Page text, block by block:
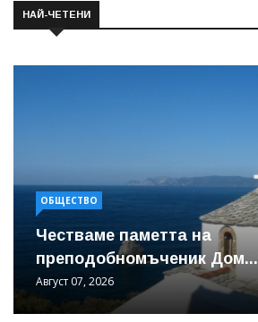
НАЙ-ЧЕТЕНИ
ОБЩЕСТВО
Честваме паметта на
преподобномъченик Дом...
Август 07, 2026